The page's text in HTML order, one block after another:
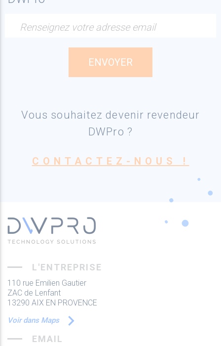
Renseignez votre adresse email
Vous souhaitez devenir revendeur
DWPro ?
CONTACTEZ-NOUS !
L'ENTREPRISE
110 rue Emilien Gautier
ZAC de Lenfant
13290 AIX EN PROVENCE
Voir dans Maps
EMAIL